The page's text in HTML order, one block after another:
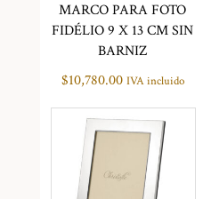
MARCO PARA FOTO
FIDÉLIO 9 X 13 CM SIN
BARNIZ
$10,780.00 IVA incluido